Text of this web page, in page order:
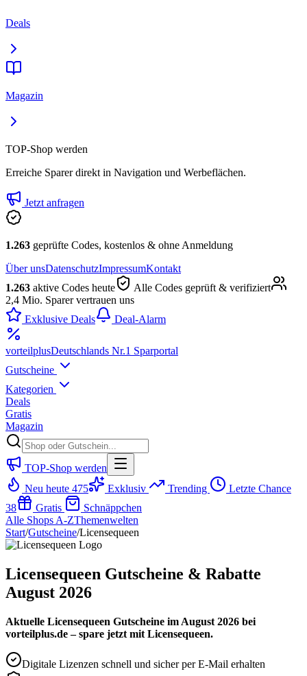
Deals
Magazin
TOP-Shop werden
Erreiche Sparer direkt in Navigation und Werbeflächen.
Jetzt anfragen
1.263 geprüfte Codes, kostenlos & ohne Anmeldung
Über unsDatenschutzImpressumKontakt
1.263 aktive Codes heute
Alle Codes geprüft & verifiziert
2,4 Mio. Sparer vertrauen uns
Exklusive Deals
Deal-Alarm
vorteilplusDeutschlands Nr.1 Sparportal
Gutscheine
Kategorien
Deals
Gratis
Magazin
TOP-Shop werden
Neu heute 475 Exklusiv Trending
Letzte Chance
38
Gratis
Schnäppchen
Alle Shops A-ZThemenwelten
Start/Gutscheine/Licensequeen
Licensequeen Gutscheine & Rabatte
August 2026
Aktuelle Licensequeen Gutscheine im August 2026 bei
vorteilplus.de – spare jetzt mit Licensequeen.
Digitale Lizenzen schnell und sicher per E-Mail erhalten